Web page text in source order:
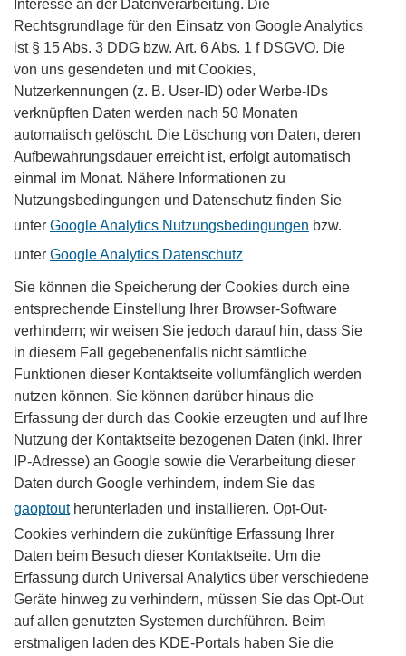
Interesse an der Datenverarbeitung. Die
Rechtsgrundlage für den Einsatz von Google Analytics
ist § 15 Abs. 3 DDG bzw. Art. 6 Abs. 1 f DSGVO. Die
von uns gesendeten und mit Cookies,
Nutzerkennungen (z. B. User-ID) oder Werbe-IDs
verknüpften Daten werden nach 50 Monaten
automatisch gelöscht. Die Löschung von Daten, deren
Aufbewahrungsdauer erreicht ist, erfolgt automatisch
einmal im Monat. Nähere Informationen zu
Nutzungsbedingungen und Datenschutz finden Sie
unter Google Analytics Nutzungsbedingungen bzw.
unter Google Analytics Datenschutz
Sie können die Speicherung der Cookies durch eine
entsprechende Einstellung Ihrer Browser-Software
verhindern; wir weisen Sie jedoch darauf hin, dass Sie
in diesem Fall gegebenenfalls nicht sämtliche
Funktionen dieser Kontaktseite vollumfänglich werden
nutzen können. Sie können darüber hinaus die
Erfassung der durch das Cookie erzeugten und auf Ihre
Nutzung der Kontaktseite bezogenen Daten (inkl. Ihrer
IP-Adresse) an Google sowie die Verarbeitung dieser
Daten durch Google verhindern, indem Sie das
gaoptoutherunterladen und installieren. Opt-Out-
Cookies verhindern die zukünftige Erfassung Ihrer
Daten beim Besuch dieser Kontaktseite. Um die
Erfassung durch Universal Analytics über verschiedene
Geräte hinweg zu verhindern, müssen Sie das Opt-Out
auf allen genutzten Systemen durchführen. Beim
erstmaligen laden des KDE-Portals haben Sie die